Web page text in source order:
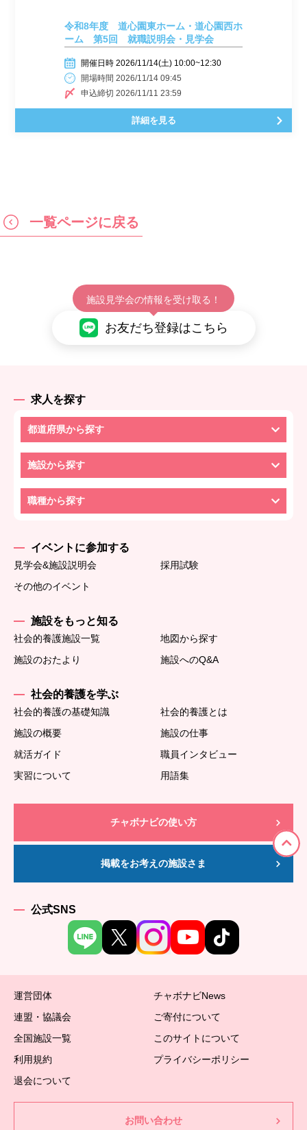
令和8年度 道心園東ホーム・道心園西ホ
ーム 第5回 就職説明会・見学会
開催日時 2026/11/14(土) 10:00~12:30
開場時間 2026/11/14 09:45
申込締切 2026/11/11 23:59
詳細を見る
一覧ページに戻る
施設見学会の情報を受け取る！
お友だち登録はこちら
求人を探す
都道府県から探す
施設から探す
職種から探す
イベントに参加する
見学会&施設説明会
採用試験
その他のイベント
施設をもっと知る
社会的養護施設一覧
地図から探す
施設のおたより
施設へのQ&A
社会的養護を学ぶ
社会的養護の基礎知識
社会的養護とは
施設の概要
施設の仕事
就活ガイド
職員インタビュー
実習について
用語集
チャボナビの使い方
掲載をお考えの施設さま
公式SNS
運営団体
チャボナビNews
連盟・協議会
ご寄付について
全国施設一覧
このサイトについて
利用規約
プライバシーポリシー
退会について
お問い合わせ